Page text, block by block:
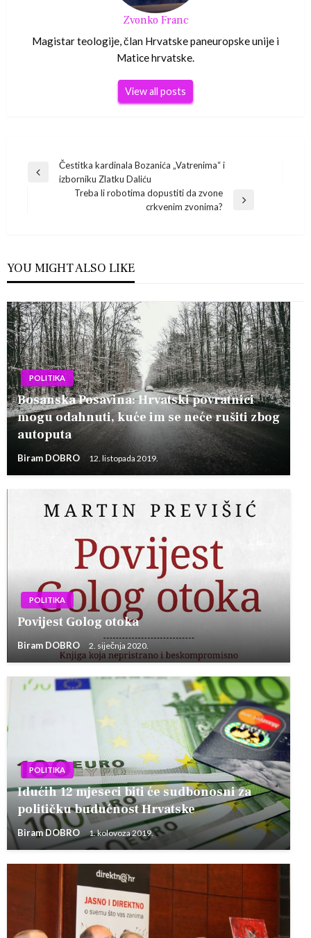
Zvonko Franc
Magistar teologije, član Hrvatske paneuropske unije i
Matice hrvatske.
View all posts
Navigacija
objava
Previous
Čestitka kardinala Bozanića „Vatrenima“ i
izborniku Zlatku Daliću
Treba li robotima dopustiti da zvone
crkvenim zvonima?
YOU MIGHT ALSO LIKE
POLITIKA
Bosanska Posavina: Hrvatski povratnici
mogu odahnuti, kuće im se neće rušiti zbog
autoputa
Biram DOBRO 12. listopada 2019.
POLITIKA
Povijest Golog otoka
Biram DOBRO 2. siječnja 2020.
POLITIKA
Idućih 12 mjeseci biti će sudbonosni za
političku budućnost Hrvatske
Biram DOBRO 1. kolovoza 2019.